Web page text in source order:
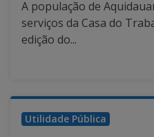
A população de
serviços da Casa do
edição do...
Utilidade Pública